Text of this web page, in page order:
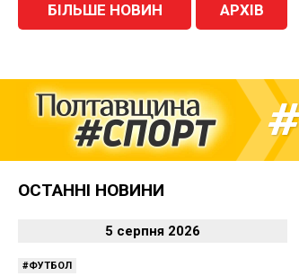
БІЛЬШЕ НОВИН АРХІВ
ОСТАННІ НОВИНИ
5 серпня 2026
ФУТБОЛ